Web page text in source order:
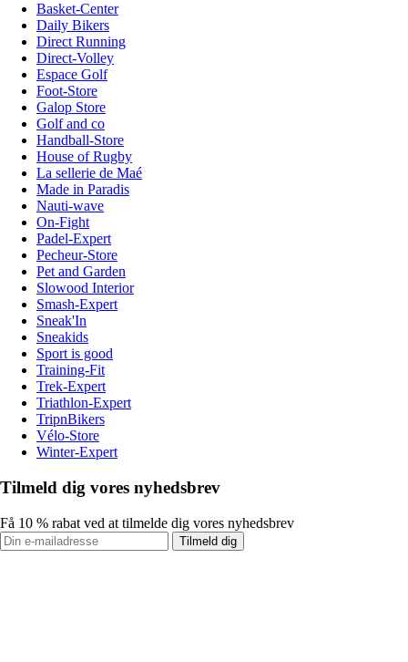
Basket-Center
Daily Bikers
Direct Running
Direct-Volley
Espace Golf
Foot-Store
Galop Store
Golf and co
Handball-Store
House of Rugby
La sellerie de Maé
Made in Paradis
Nauti-wave
On-Fight
Padel-Expert
Pecheur-Store
Pet and Garden
Slowood Interior
Smash-Expert
Sneak'In
Sneakids
Sport is good
Training-Fit
Trek-Expert
Triathlon-Expert
TripnBikers
Vélo-Store
Winter-Expert
Tilmeld dig vores nyhedsbrev
Få 10 % rabat ved at tilmelde dig vores nyhedsbrev
Tilmeld dig